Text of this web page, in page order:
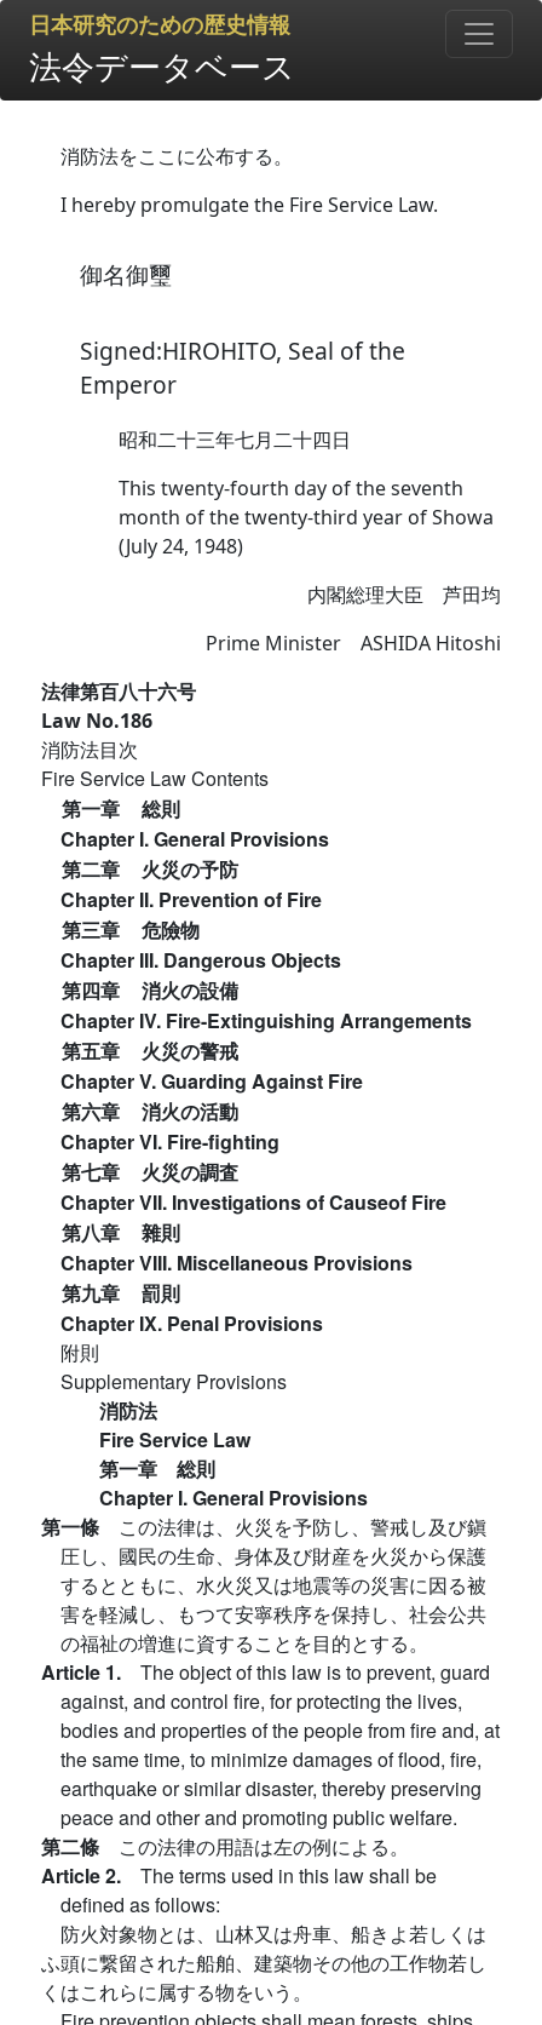
日本研究のための歴史情報
法令データベース
消防法をここに公布する。
I hereby promulgate the Fire Service Law.
御名御璽
Signed:HIROHITO, Seal of the
Emperor
昭和二十三年七月二十四日
This twenty-fourth day of the seventh
month of the twenty-third year of Showa
(July 24, 1948)
内閣総理大臣 芦田均
Prime Minister ASHIDA Hitoshi
法律第百八十六号
Law No.186
消防法目次
Fire Service Law Contents
第一章
総則
Chapter I. General Provisions
第二章
火災の予防
Chapter II. Prevention of Fire
第三章
危險物
Chapter III. Dangerous Objects
第四章
消火の設備
Chapter IV. Fire-Extinguishing Arrangements
第五章
火災の警戒
Chapter V. Guarding Against Fire
第六章
消火の活動
Chapter VI. Fire-fighting
第七章
火災の調査
Chapter VII. Investigations of Causeof Fire
第八章
雜則
Chapter VIII. Miscellaneous Provisions
第九章
罰則
Chapter IX. Penal Provisions
附則
Supplementary Provisions
消防法
Fire Service Law
第一章 総則
Chapter I. General Provisions
第一條 この法律は、火災を予防し、警戒し及び鎭
圧し、國民の生命、身体及び財産を火災から保護
するとともに、水火災又は地震等の災害に因る被
害を軽減し、もつて安寧秩序を保持し、社会公共
の福祉の増進に資することを目的とする。
Article 1. The object of this law is to prevent, guard
against, and control fire, for protecting the lives,
bodies and properties of the people from fire and, at
the same time, to minimize damages of flood, fire,
earthquake or similar disaster, thereby preserving
peace and other and promoting public welfare.
第二條 この法律の用語は左の例による。
Article 2. The terms used in this law shall be
defined as follows:
防火対象物とは、山林又は舟車、船きよ若しくは
ふ頭に繋留された船舶、建築物その他の工作物若し
くはこれらに属する物をいう。